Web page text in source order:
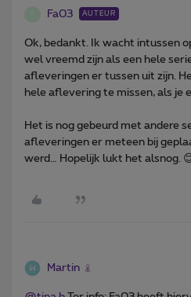
Fa03 AUTEUR
Ok, bedankt. Ik wacht intussen
wel vreemd zijn als een hele
afleveringen er tussen uit zijn.
hele aflevering te missen, als je
Het is nog gebeurd met andere
afleveringen er meteen bij
werd… Hopelijk lukt het alsnog.
Martin